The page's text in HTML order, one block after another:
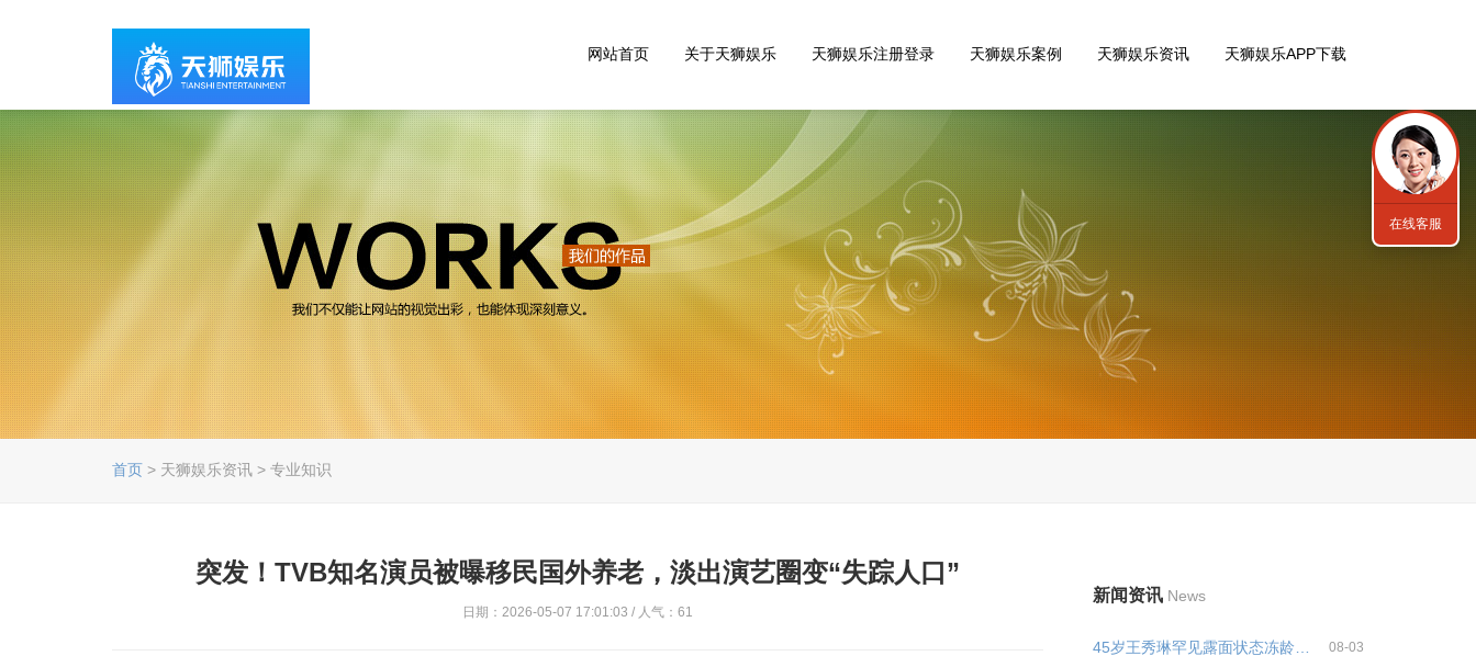
网站首页 关于天狮娱乐 天狮娱乐注册登录 天狮娱乐案例 天狮娱乐资讯 天狮娱乐APP下载
首页 > 天狮娱乐资讯 > 专业知识
突发！TVB知名演员被曝移民国外养老，淡出演艺圈变“失踪人口”
日期：2026-05-07 17:01:03 / 人气：61
新闻资讯 News
08-03
在线客服